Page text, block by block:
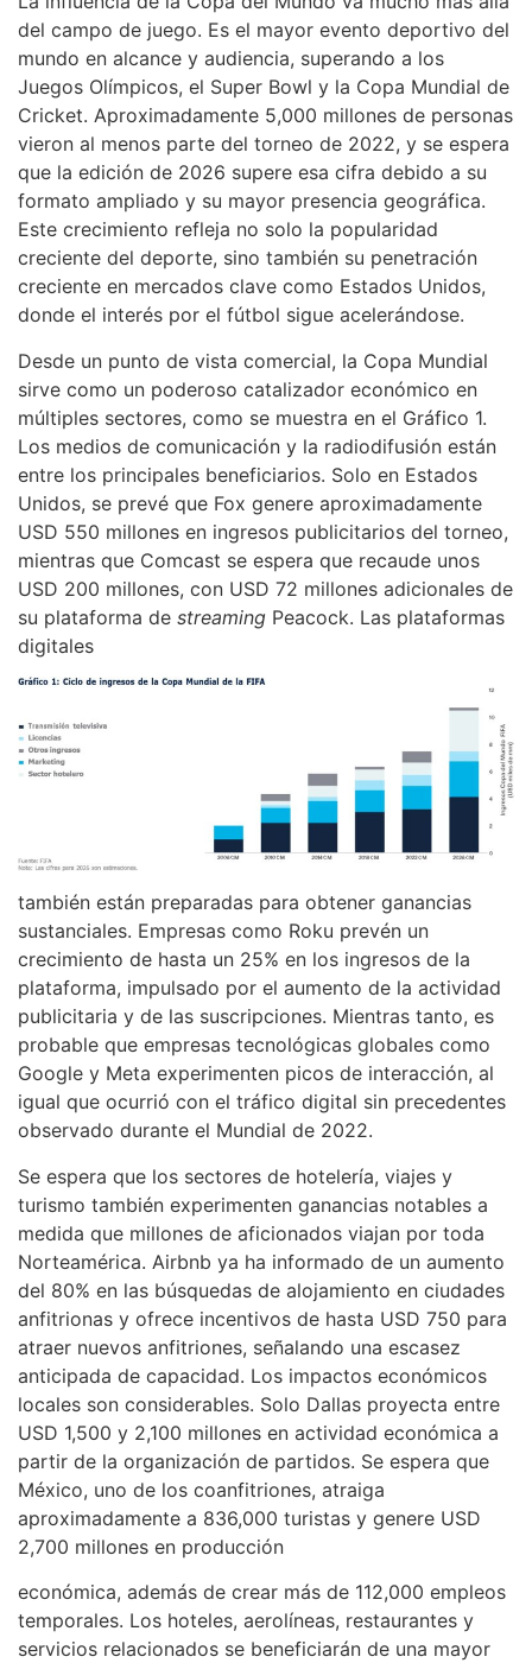
del campo de juego. Es el mayor evento deportivo del
mundo en alcance y audiencia, superando a los
Juegos Olímpicos, el Super Bowl y la Copa Mundial de
Cricket. Aproximadamente 5,000 millones de personas
vieron al menos parte del torneo de 2022, y se espera
que la edición de 2026 supere esa cifra debido a su
formato ampliado y su mayor presencia geográfica.
Este crecimiento refleja no solo la popularidad
creciente del deporte, sino también su penetración
creciente en mercados clave como Estados Unidos,
donde el interés por el fútbol sigue acelerándose.
Desde un punto de vista comercial, la Copa Mundial
sirve como un poderoso catalizador económico en
múltiples sectores, como se muestra en el Gráfico 1.
Los medios de comunicación y la radiodifusión están
entre los principales beneficiarios. Solo en Estados
Unidos, se prevé que Fox genere aproximadamente
USD 550 millones en ingresos publicitarios del torneo,
mientras que Comcast se espera que recaude unos
USD 200 millones, con USD 72 millones adicionales de
su plataforma de streaming Peacock. Las plataformas
digitales
también están preparadas para obtener ganancias
sustanciales. Empresas como Roku prevén un
crecimiento de hasta un 25% en los ingresos de la
plataforma, impulsado por el aumento de la actividad
publicitaria y de las suscripciones. Mientras tanto, es
probable que empresas tecnológicas globales como
Google y Meta experimenten picos de interacción, al
igual que ocurrió con el tráfico digital sin precedentes
observado durante el Mundial de 2022.
Se espera que los sectores de hotelería, viajes y
turismo también experimenten ganancias notables a
medida que millones de aficionados viajan por toda
Norteamérica. Airbnb ya ha informado de un aumento
del 80% en las búsquedas de alojamiento en ciudades
anfitrionas y ofrece incentivos de hasta USD 750 para
atraer nuevos anfitriones, señalando una escasez
anticipada de capacidad. Los impactos económicos
locales son considerables. Solo Dallas proyecta entre
USD 1,500 y 2,100 millones en actividad económica a
partir de la organización de partidos. Se espera que
México, uno de los coanfitriones, atraiga
aproximadamente a 836,000 turistas y genere USD
2,700 millones en producción
económica, además de crear más de 112,000 empleos
temporales. Los hoteles, aerolíneas, restaurantes y
servicios relacionados se beneficiarán de una mayor